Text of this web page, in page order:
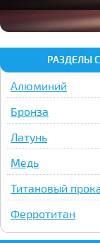
РАЗДЕЛЫ
Алюминий
Бронза
Латунь
Медь
Титановый
Ферротитан